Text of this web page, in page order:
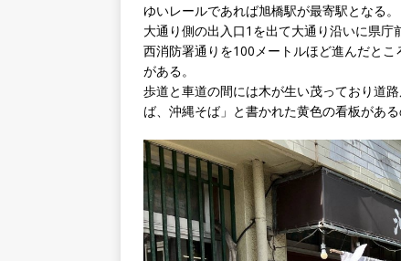
ゆいレールであれば旭橋駅が最寄駅となる。
大通り側の出入口1を出て大通り沿いに県
西消防署通りを100メートルほど進んだと
がある。
歩道と車道の間には木が生い茂っており道
ば、沖縄そば」と書かれた黄色の看板がある